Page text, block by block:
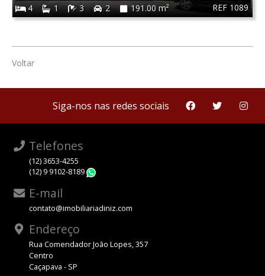
REF 1089
4
1 3 2 191.00 m²
Voltar
Siga-nos nas redes sociais
Telefones
(12) 3653-4255
(12) 9 9102-8189
E-mail
contato@imobiliariadiniz.com
Endereço
Rua Comendador João Lopes, 357
Centro
Caçapava - SP